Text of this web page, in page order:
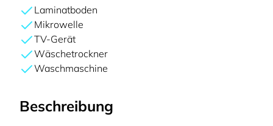
Laminatboden
Mikrowelle
TV-Gerät
Wäschetrockner
Waschmaschine
Beschreibung